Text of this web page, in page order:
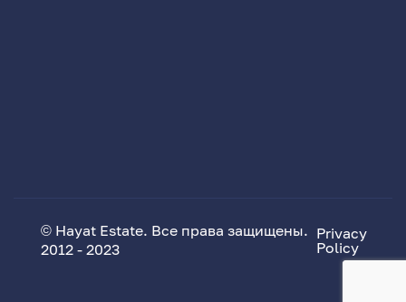
© Hayat Estate. Все права защищены.
2012 - 2023
Privacy
Policy